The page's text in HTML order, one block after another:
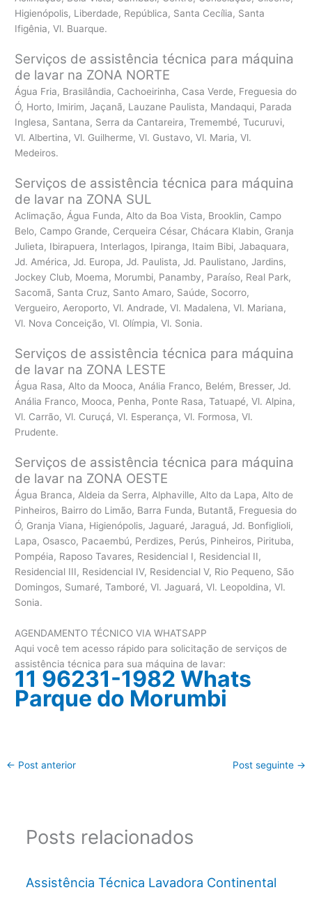
Higienópolis, Liberdade, República, Santa Cecília, Santa
Ifigênia, Vl. Buarque.
Serviços de assistência técnica para máquina
de lavar na ZONA NORTE
Água Fria, Brasilândia, Cachoeirinha, Casa Verde, Freguesia do
Ó, Horto, Imirim, Jaçanã, Lauzane Paulista, Mandaqui, Parada
Inglesa, Santana, Serra da Cantareira, Tremembé, Tucuruvi,
Vl. Albertina, Vl. Guilherme, Vl. Gustavo, Vl. Maria, Vl.
Medeiros.
Serviços de assistência técnica para máquina
de lavar na ZONA SUL
Aclimação, Água Funda, Alto da Boa Vista, Brooklin, Campo
Belo, Campo Grande, Cerqueira César, Chácara Klabin, Granja
Julieta, Ibirapuera, Interlagos, Ipiranga, Itaim Bibi, Jabaquara,
Jd. América, Jd. Europa, Jd. Paulista, Jd. Paulistano, Jardins,
Jockey Club, Moema, Morumbi, Panamby, Paraíso, Real Park,
Sacomã, Santa Cruz, Santo Amaro, Saúde, Socorro,
Vergueiro, Aeroporto, Vl. Andrade, Vl. Madalena, Vl. Mariana,
Vl. Nova Conceição, Vl. Olímpia, Vl. Sonia.
Serviços de assistência técnica para máquina
de lavar na ZONA LESTE
Água Rasa, Alto da Mooca, Anália Franco, Belém, Bresser, Jd.
Anália Franco, Mooca, Penha, Ponte Rasa, Tatuapé, Vl. Alpina,
Vl. Carrão, Vl. Curuçá, Vl. Esperança, Vl. Formosa, Vl.
Prudente.
Serviços de assistência técnica para máquina
de lavar na ZONA OESTE
Água Branca, Aldeia da Serra, Alphaville, Alto da Lapa, Alto de
Pinheiros, Bairro do Limão, Barra Funda, Butantã, Freguesia do
Ó, Granja Viana, Higienópolis, Jaguaré, Jaraguá, Jd. Bonfiglioli,
Lapa, Osasco, Pacaembú, Perdizes, Perús, Pinheiros, Pirituba,
Pompéia, Raposo Tavares, Residencial I, Residencial II,
Residencial III, Residencial IV, Residencial V, Rio Pequeno, São
Domingos, Sumaré, Tamboré, Vl. Jaguará, Vl. Leopoldina, Vl.
Sonia.
AGENDAMENTO TÉCNICO VIA WHATSAPP
Aqui você tem acesso rápido para solicitação de serviços de
assistência técnica para sua máquina de lavar:
11 96231-1982 Whats
Parque do Morumbi
← Post anterior Post seguinte →
Posts relacionados
Assistência Técnica Lavadora Continental